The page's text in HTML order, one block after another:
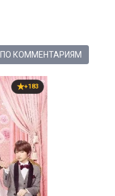
ПО КОММЕНТАРИЯМ
+183